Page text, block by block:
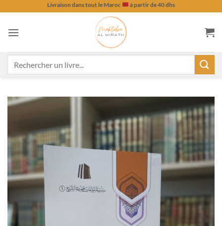
contenu
Livraison dans tout le Maroc à partir de 40 dhs